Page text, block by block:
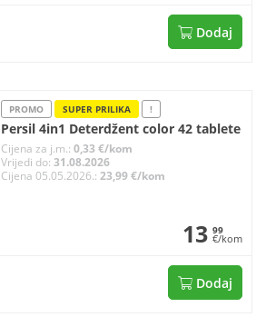
Dodaj
PROMO SUPER PRILIKA !
Persil 4in1 Deterdžent color 42 tablete
Cijena za j.m.: 0,33 €/kom
Vrijedi do: 31.08.2026
Cijena 05.05.2026.: 23,99 €/kom
13 99
€/kom
Dodaj